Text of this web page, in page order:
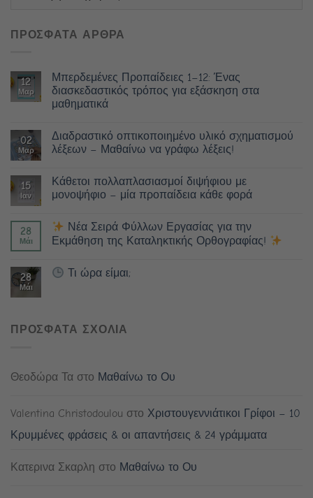
ΠΡΟΣΦΑΤΑ ΑΡΘΡΑ
12
Μαρ
Μπερδεμένες Προπαίδειες 1–12: Ένας
διασκεδαστικός τρόπος για εξάσκηση στα
μαθηματικά
02
Μαρ
Διαδραστικό οπτικοποιημένο υλικό σχηματισμού
λέξεων – Μαθαίνω να γράφω λέξεις!
15
Ιαν
Κάθετοι πολλαπλασιασμοί διψήφιου με
μονοψήφιο – μία προπαίδεια κάθε φορά
28
Μάι
Νέα Σειρά Φύλλων Εργασίας για την
Εκμάθηση της Καταληκτικής Ορθογραφίας!
28
Μάι
Τι ώρα είμαι;
ΠΡΟΣΦΑΤΑ ΣΧΟΛΙΑ
Θεοδώρα Τα στο Μαθαίνω το Ου
Valentina Christodoulou στο Χριστουγεννιάτικοι Γρίφοι – 10
Κρυμμένες φράσεις & οι απαντήσεις & 24 γράμματα
Κατερινα Σκαρλη στο Μαθαίνω το Ου